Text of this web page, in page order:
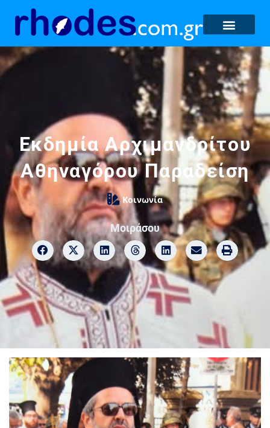
Εκδημία Αρχιμανδρίτου
Αθηναγόρου Παραδείση
Κοινωνία
Μοιράσου